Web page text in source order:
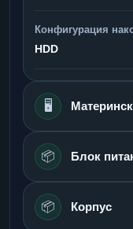
Конфигурация
HDD
🖥️
📦 Блок
📦 Корпус